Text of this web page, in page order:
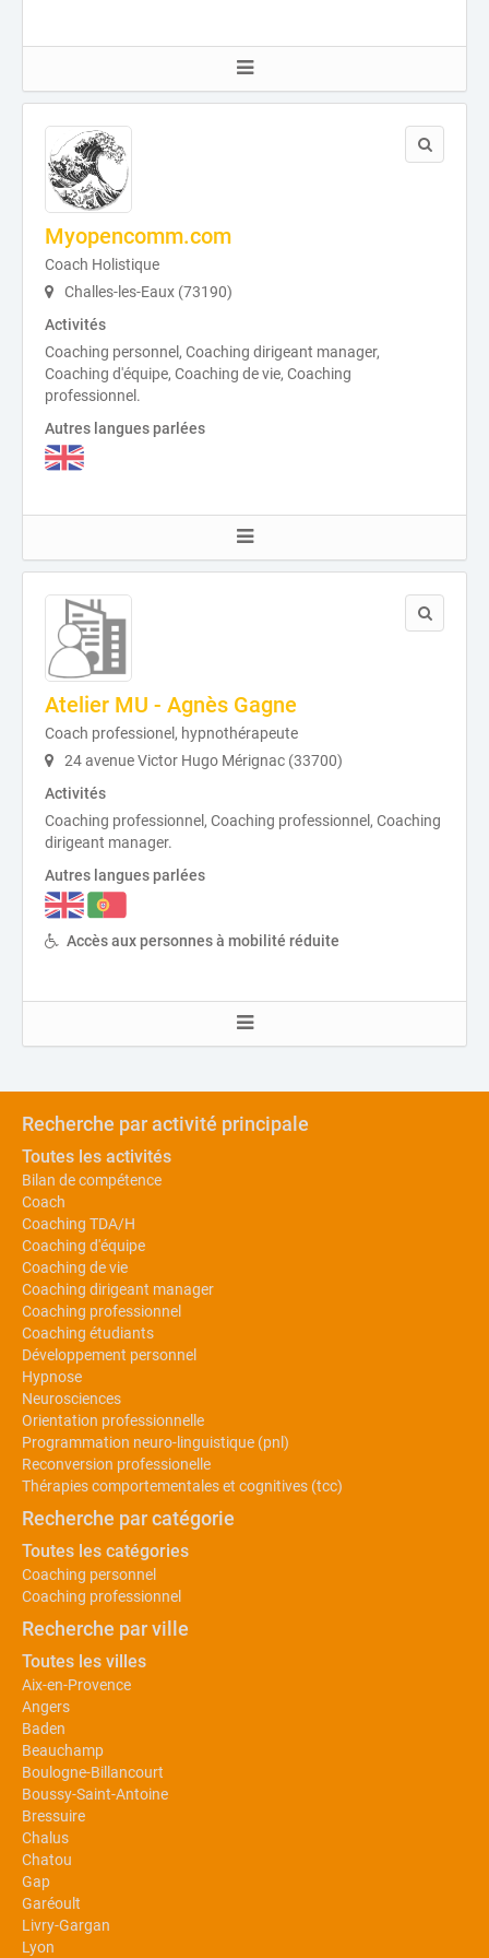
Myopencomm.com
Coach Holistique
Challes-les-Eaux (73190)
Activités
Coaching personnel, Coaching dirigeant manager,
Coaching d'équipe, Coaching de vie, Coaching
professionnel.
Autres langues parlées
Atelier MU - Agnès Gagne
Coach professionel, hypnothérapeute
24 avenue Victor Hugo Mérignac (33700)
Activités
Coaching professionnel, Coaching professionnel, Coaching
dirigeant manager.
Autres langues parlées
Accès aux personnes à mobilité réduite
Recherche par activité principale
Toutes les activités
Bilan de compétence
Coach
Coaching TDA/H
Coaching d'équipe
Coaching de vie
Coaching dirigeant manager
Coaching professionnel
Coaching étudiants
Développement personnel
Hypnose
Neurosciences
Orientation professionnelle
Programmation neuro-linguistique (pnl)
Reconversion professionelle
Thérapies comportementales et cognitives (tcc)
Recherche par catégorie
Toutes les catégories
Coaching personnel
Coaching professionnel
Recherche par ville
Toutes les villes
Aix-en-Provence
Angers
Baden
Beauchamp
Boulogne-Billancourt
Boussy-Saint-Antoine
Bressuire
Chalus
Chatou
Gap
Garéoult
Livry-Gargan
Lyon